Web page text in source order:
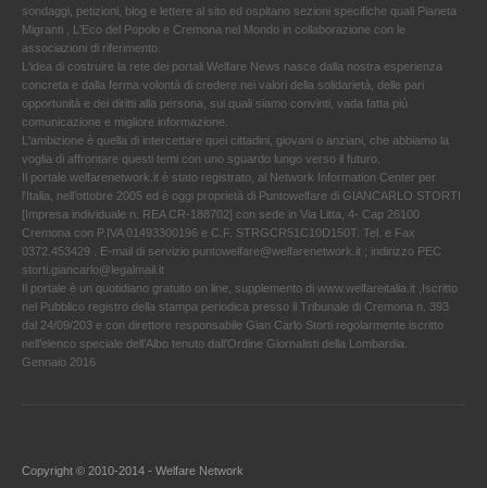
sondaggi, petizioni, blog e lettere al sito ed ospitano sezioni specifiche quali Pianeta
Migranti , L'Eco del Popolo e Cremona nel Mondo in collaborazione con le
associazioni di riferimento.
L'idea di costruire la rete dei portali Welfare News nasce dalla nostra esperienza
concreta e dalla ferma volontà di credere nei valori della solidarietà, delle pari
opportunità e dei diritti alla persona, sui quali siamo convinti, vada fatta più
comunicazione e migliore informazione.
L'ambizione è quella di intercettare quei cittadini, giovani o anziani, che abbiamo la
voglia di affrontare questi temi con uno sguardo lungo verso il futuro.
Il portale welfarenetwork.it è stato registrato, al Network Information Center per
l'Italia, nell’ottobre 2005 ed è oggi proprietà di Puntowelfare di GIANCARLO STORTI
[Impresa individuale n. REA CR-188702] con sede in Via Litta, 4- Cap 26100
Cremona con P.IVA 01493300196 e C.F. STRGCR51C10D150T. Tel. e Fax
0372.453429 . E-mail di servizio puntowelfare@welfarenetwork.it ; indirizzo PEC
storti.giancarlo@legalmail.it
Il portale è un quotidiano gratuito on line, supplemento di www.welfareitalia.it ,Iscritto
nel Pubblico registro della stampa periodica presso il Tribunale di Cremona n. 393
dal 24/09/203 e con direttore responsabile Gian Carlo Storti regolarmente iscritto
nell’elenco speciale dell’Albo tenuto dall’Ordine Giornalisti della Lombardia.
Gennaio 2016
Copyright © 2010-2014 - Welfare Network